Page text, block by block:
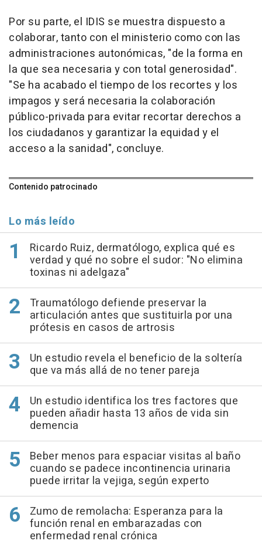
Por su parte, el IDIS se muestra dispuesto a
colaborar, tanto con el ministerio como con las
administraciones autonómicas, "de la forma en
la que sea necesaria y con total generosidad".
"Se ha acabado el tiempo de los recortes y los
impagos y será necesaria la colaboración
público-privada para evitar recortar derechos a
los ciudadanos y garantizar la equidad y el
acceso a la sanidad", concluye.
Contenido patrocinado
Lo más leído
Ricardo Ruiz, dermatólogo, explica qué es
verdad y qué no sobre el sudor: "No elimina
toxinas ni adelgaza"
Traumatólogo defiende preservar la
articulación antes que sustituirla por una
prótesis en casos de artrosis
Un estudio revela el beneficio de la soltería
que va más allá de no tener pareja
Un estudio identifica los tres factores que
pueden añadir hasta 13 años de vida sin
demencia
Beber menos para espaciar visitas al baño
cuando se padece incontinencia urinaria
puede irritar la vejiga, según experto
Zumo de remolacha: Esperanza para la
función renal en embarazadas con
enfermedad renal crónica